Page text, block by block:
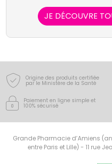
vives qui stimulent les
régénération
JE DÉCOUVRE
Origine des produits certifiée
par le Ministère de la Santé
Paiement en ligne simple et
100% sécurisé
Grande Pharmacie d’Amiens
entre Paris et Lille) - 11 rue